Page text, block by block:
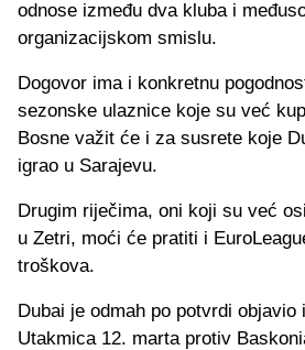
odnose između dva kluba i
organizacijskom smislu.
Dogovor ima i konkretnu
sezonske ulaznice koje su već
Bosne važit će i za susrete koje
igrao u Sarajevu.
Drugim riječima, oni koji su već
u Zetri, moći će pratiti i
troškova.
Dubai je odmah po potvrdi objavio
Utakmica 12. marta protiv